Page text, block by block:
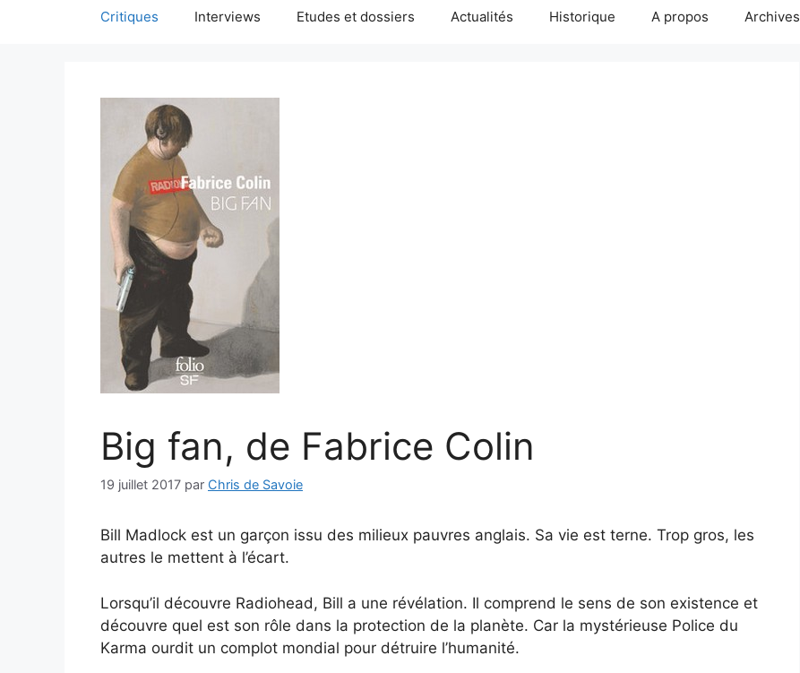
Critiques Interviews Etudes et dossiers Actualités Historique A propos Archives
Big fan, de Fabrice Colin
19 juillet 2017 par Chris de Savoie
Bill Madlock est un garçon issu des milieux pauvres anglais. Sa vie est terne. Trop gros, les
autres le mettent à l’écart.
Lorsqu’il découvre Radiohead, Bill a une révélation. Il comprend le sens de son existence et
découvre quel est son rôle dans la protection de la planète. Car la mystérieuse Police du
Karma ourdit un complot mondial pour détruire l’humanité.